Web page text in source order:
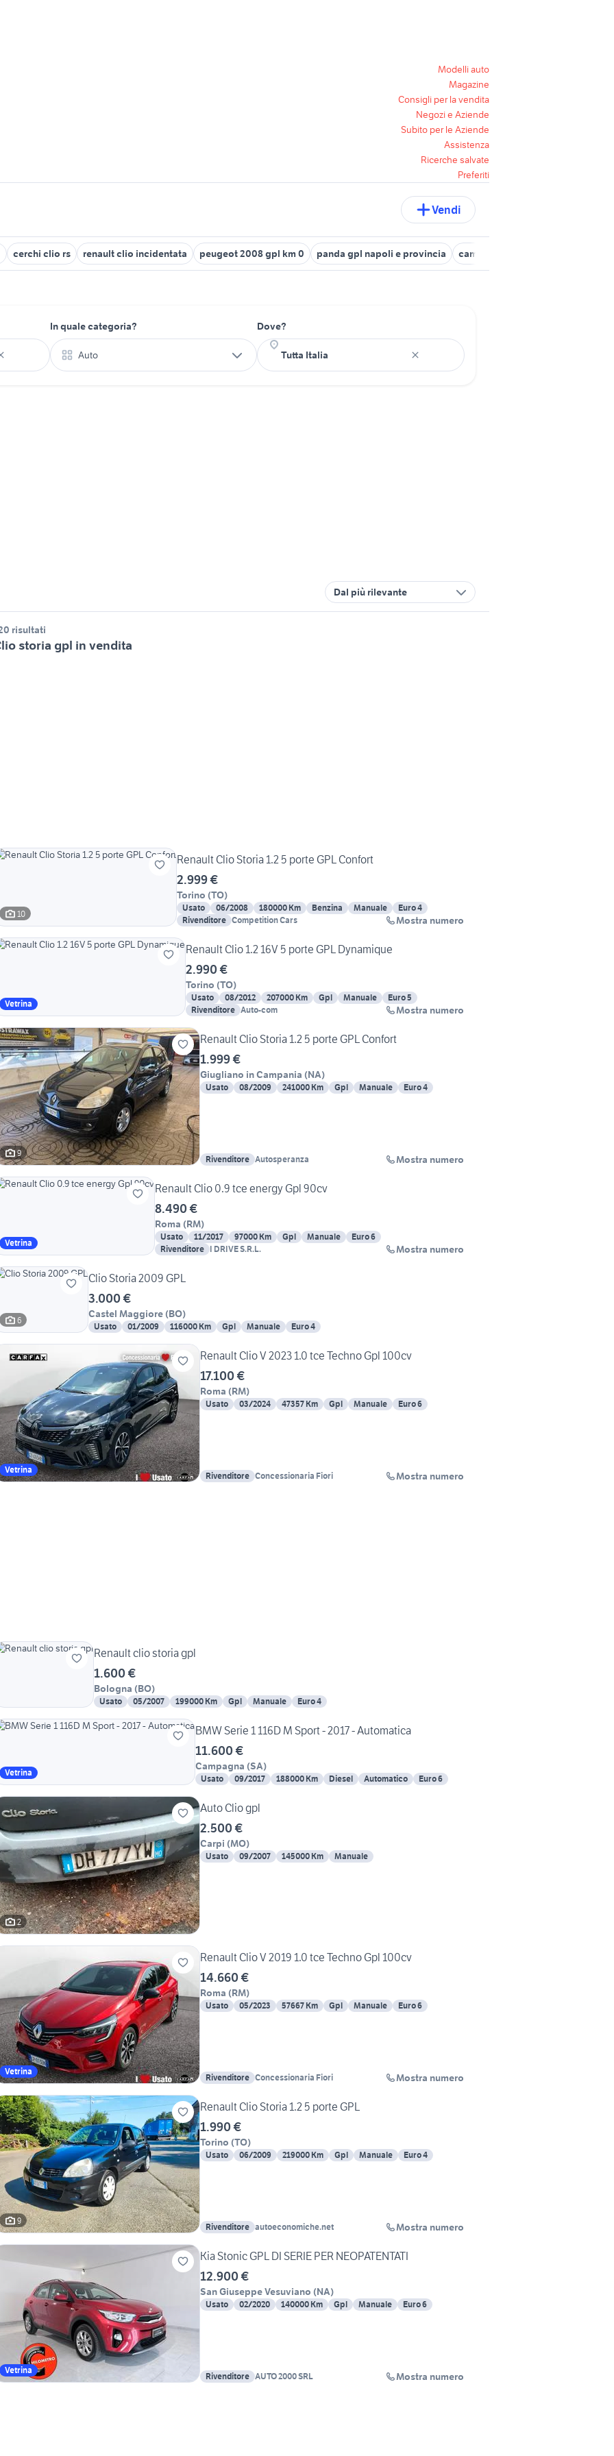
Modelli auto
Magazine
Consigli per la vendita
Negozi e Aziende
Subito per le Aziende
Assistenza
Ricerche salvate
Preferiti
Vendi
cerchi clio rs renault clio incidentata peugeot 2008 gpl km 0 panda gpl napoli e provincia camion gpl
In quale categoria?
Auto
Dove?
Dal più rilevante
risultati
storia gpl in vendita
10
Renault Clio Storia 1.2 5 porte GPL Confort
2.999 €
Torino (TO)
Usato 06/2008 180000 Km Benzina Manuale
Euro 4
Rivenditore Competition Cars Mostra numero
Vetrina
Renault Clio 1.2 16V 5 porte GPL Dynamique
2.990 €
Torino (TO)
Usato 08/2012 207000 Km Gpl Manuale
Euro 5
Rivenditore Auto-com Mostra numero
9
Renault Clio Storia 1.2 5 porte GPL Confort
1.999 €
Giugliano in Campania (NA)
Usato 08/2009 241000 Km Gpl Manuale Euro 4
Rivenditore Autosperanza Mostra numero
Vetrina
Renault Clio 0.9 tce energy Gpl 90cv
8.490 €
Roma (RM)
Usato 11/2017 97000 Km Gpl Manuale
Euro 6
Rivenditore I DRIVE S.R.L. Mostra numero
6
Clio Storia 2009 GPL
3.000 €
Castel Maggiore (BO)
Usato 01/2009 116000 Km Gpl Manuale Euro 4
Vetrina
Renault Clio V 2023 1.0 tce Techno Gpl 100cv
17.100 €
Roma (RM)
Usato 03/2024 47357 Km Gpl Manuale Euro 6
Rivenditore Concessionaria Fiori Mostra numero
Renault clio storia gpl
1.600 €
Bologna (BO)
Usato 05/2007 199000 Km Gpl Manuale Euro 4
Vetrina
BMW Serie 1 116D M Sport - 2017 - Automatica
11.600 €
Campagna (SA)
Usato 09/2017 188000 Km Diesel Automatico Euro 6
2
Auto Clio gpl
2.500 €
Carpi (MO)
Usato 09/2007 145000 Km Manuale
Vetrina
Renault Clio V 2019 1.0 tce Techno Gpl 100cv
14.660 €
Roma (RM)
Usato 05/2023 57667 Km Gpl Manuale Euro 6
Rivenditore Concessionaria Fiori Mostra numero
9
Renault Clio Storia 1.2 5 porte GPL
1.990 €
Torino (TO)
Usato 06/2009 219000 Km Gpl Manuale Euro 4
Rivenditore autoeconomiche.net Mostra numero
Vetrina
Kia Stonic GPL DI SERIE PER NEOPATENTATI
12.900 €
San Giuseppe Vesuviano (NA)
Usato 02/2020 140000 Km Gpl Manuale Euro 6
Rivenditore AUTO 2000 SRL Mostra numero